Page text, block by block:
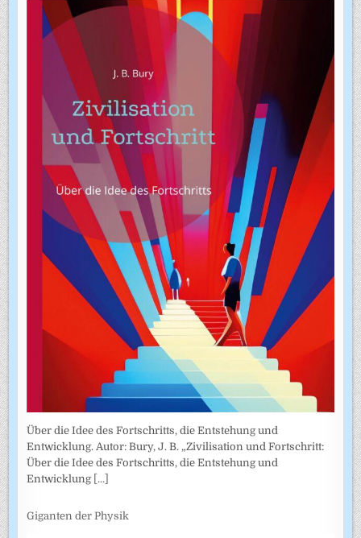
Über die Idee des Fortschritts, die Entstehung und
Entwicklung. Autor: Bury, J. B. „Zivilisation und Fortschritt:
Über die Idee des Fortschritts, die Entstehung und
Entwicklung [...]
Giganten der Physik